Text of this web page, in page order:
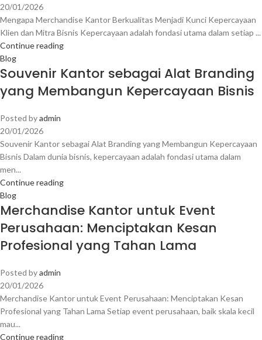
20/01/2026
Mengapa Merchandise Kantor Berkualitas Menjadi Kunci Kepercayaan
Klien dan Mitra Bisnis Kepercayaan adalah fondasi utama dalam setiap ...
Continue reading
Blog
Souvenir Kantor sebagai Alat Branding
yang Membangun Kepercayaan Bisnis
Posted byadmin
20/01/2026
Souvenir Kantor sebagai Alat Branding yang Membangun Kepercayaan
Bisnis Dalam dunia bisnis, kepercayaan adalah fondasi utama dalam
men...
Continue reading
Blog
Merchandise Kantor untuk Event
Perusahaan: Menciptakan Kesan
Profesional yang Tahan Lama
Posted byadmin
20/01/2026
Merchandise Kantor untuk Event Perusahaan: Menciptakan Kesan
Profesional yang Tahan Lama Setiap event perusahaan, baik skala kecil
mau...
Continue reading